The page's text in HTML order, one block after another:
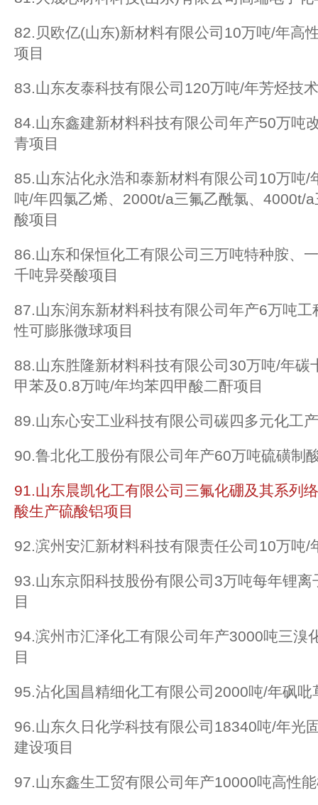
82.贝欧亿(山东)新材料有限公司10万吨/年高
项目
83.山东友泰科技有限公司120万吨/年芳烃技
84.山东鑫建新材料科技有限公司年产50万吨
青项目
85.山东沾化永浩和泰新材料有限公司10万吨/
吨/年四氯乙烯、2000t/a三氟乙酰氯、4000t/
酸项目
86.山东和保恒化工有限公司三万吨特种胺、
千吨异癸酸项目
87.山东润东新材料科技有限公司年产6万吨
性可膨胀微球项目
88.山东胜隆新材料科技有限公司30万吨/年碳
甲苯及0.8万吨/年均苯四甲酸二酐项目
89.山东心安工业科技有限公司碳四多元化工
90.鲁北化工股份有限公司年产60万吨硫磺制
91.山东晨凯化工有限公司三氟化硼及其系列
酸生产硫酸铝项目
92.滨州安汇新材料科技有限责任公司10万吨/
93.山东京阳科技股份有限公司3万吨每年锂
目
94.滨州市汇泽化工有限公司年产3000吨三溴
目
95.沾化国昌精细化工有限公司2000吨/年砜
96.山东久日化学科技有限公司18340吨/年光
建设项目
97.山东鑫生工贸有限公司年产10000吨高性